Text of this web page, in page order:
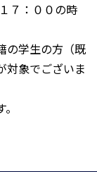
７：００の時
の学生の方（既
対象でございま